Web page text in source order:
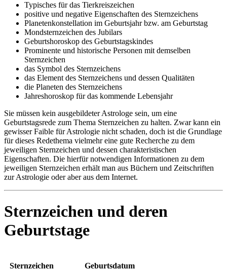
Typisches für das Tierkreiszeichen
positive und negative Eigenschaften des Sternzeichens
Planetenkonstellation im Geburtsjahr bzw. am Geburtstag
Mondsternzeichen des Jubilars
Geburtshoroskop des Geburtstagskindes
Prominente und historische Personen mit demselben
Sternzeichen
das Symbol des Sternzeichens
das Element des Sternzeichens und dessen Qualitäten
die Planeten des Sternzeichens
Jahreshoroskop für das kommende Lebensjahr
Sie müssen kein ausgebildeter Astrologe sein, um eine
Geburtstagsrede zum Thema Sternzeichen zu halten. Zwar kann ein
gewisser Faible für Astrologie nicht schaden, doch ist die Grundlage
für dieses Redethema vielmehr eine gute Recherche zu dem
jeweiligen Sternzeichen und dessen charakteristischen
Eigenschaften. Die hierfür notwendigen Informationen zu dem
jeweiligen Sternzeichen erhält man aus Büchern und Zeitschriften
zur Astrologie oder aber aus dem Internet.
Sternzeichen und deren
Geburtstage
Sternzeichen Geburtsdatum